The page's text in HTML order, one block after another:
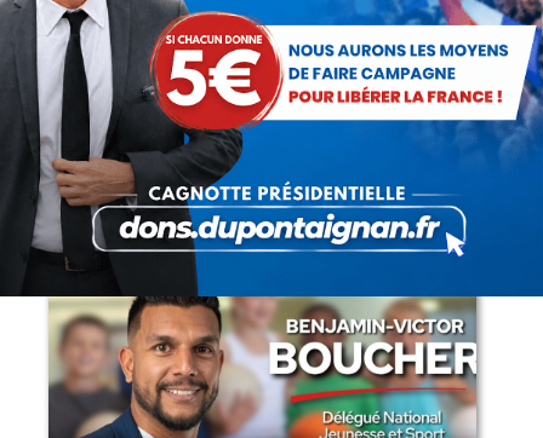
Lorsque tout flambe et que l’État
s’affaisse.